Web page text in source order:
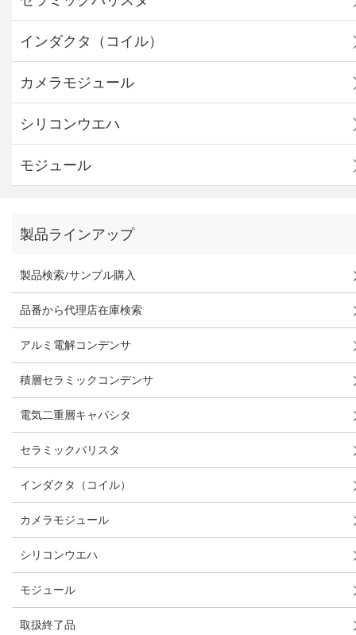
インダクタ（コイル）
カメラモジュール
シリコンウエハ
モジュール
製品ラインアップ
製品検索/サンプル購入
品番から代理店在庫検索
アルミ電解コンデンサ
積層セラミックコンデンサ
電気二重層キャパシタ
セラミックバリスタ
インダクタ（コイル）
カメラモジュール
シリコンウエハ
モジュール
取扱終了品